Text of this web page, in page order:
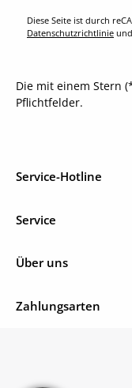
Diese Seite ist durch
Datenschutzrichtlinie und
Die mit einem Stern
Pflichtfelder.
Service-Hotline
Service
Über uns
Zahlungsarten